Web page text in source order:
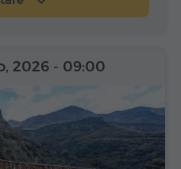
2026 - 09:00